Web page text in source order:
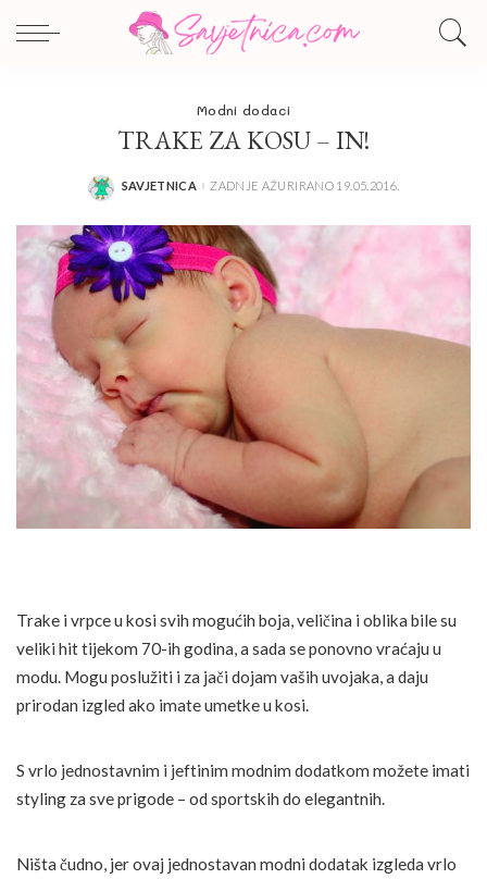
Modni dodaci
TRAKE ZA KOSU – IN!
POSTED
SAVJETNICA ZADNJE AŽURIRANO 19.05.2016.
Trake i vrpce u kosi svih mogućih boja, veličina i oblika bile su
veliki hit tijekom 70-ih godina, a sada se ponovno vraćaju u
modu. Mogu poslužiti i za jači dojam vaših uvojaka, a daju
prirodan izgled ako imate umetke u kosi.
S vrlo jednostavnim i jeftinim modnim dodatkom možete imati
styling za sve prigode – od sportskih do elegantnih.
Ništa čudno, jer ovaj jednostavan modni dodatak izgleda vrlo